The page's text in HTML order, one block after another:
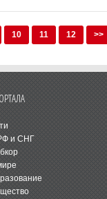
10 11 12 >>
и СНГ